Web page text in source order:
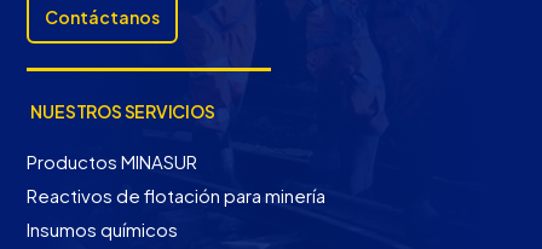
Contáctanos
NUESTROS SERVICIOS
Productos MINASUR
Reactivos de flotación para minería
Insumos químicos